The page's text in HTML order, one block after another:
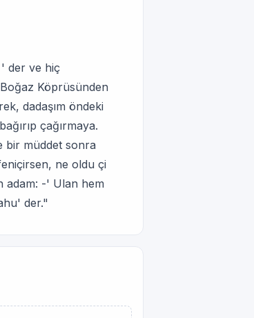
' der ve hiç
Köprüsünden
dadaşım öndeki
çağırmaya.
bir müddet sonra
ne oldu çi
adam: -' Ulan hem
der."